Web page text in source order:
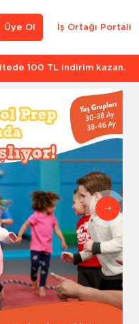
İş Ortağı Portali
Üye Ol
100 TL indirim kazan.